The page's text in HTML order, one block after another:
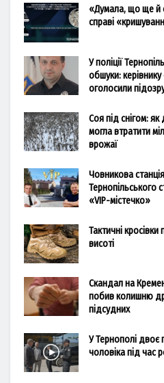
«Думала, що ще й
справі
У поліції
обшуки:
оголосили
Соя під снігом:
могла втратити
врожаї
Човникова
Тернопільського
«VIP-містечко»
Тактичні
висоті
Скандал на
побив колишню
підсудних
У Тернополі двоє
чоловіка під час